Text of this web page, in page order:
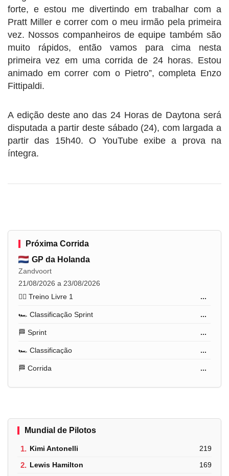
forte, e estou me divertindo em trabalhar com a
Pratt Miller e correr com o meu irmão pela primeira
vez. Nossos companheiros de equipe também são
muito rápidos, então vamos para cima nesta
primeira vez em uma corrida de 24 horas. Estou
animado em correr com o Pietro”, completa Enzo
Fittipaldi.
A edição deste ano das 24 Horas de Daytona será
disputada a partir deste sábado (24), com largada a
partir das 15h40. O YouTube exibe a prova na
íntegra.
Próxima Corrida
GP da Holanda
Zandvoort
21/08/2026 a 23/08/2026
🏋️‍♂️ Treino Livre 1
...
🏎️ Classificação Sprint ...
🏁 Sprint ...
🏎️ Classificação ...
🏁 Corrida ...
Mundial de Pilotos
1. Kimi Antonelli 219
2. Lewis Hamilton 169